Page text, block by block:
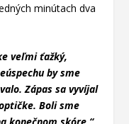
minútach dva
veľmi ťažký,
by sme
Zápas sa vyvíjal
Boli sme